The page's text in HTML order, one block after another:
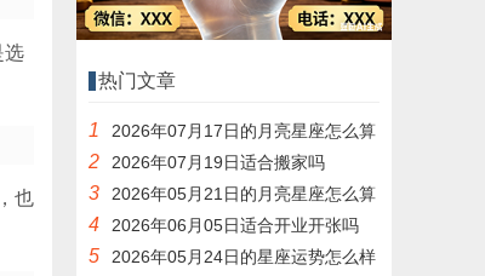
选
也
热门文章
1 2026年07月17日的月亮星座怎么算
2 2026年07月19日适合搬家吗
3 2026年05月21日的月亮星座怎么算
4 2026年06月05日适合开业开张吗
5 2026年05月24日的星座运势怎么样